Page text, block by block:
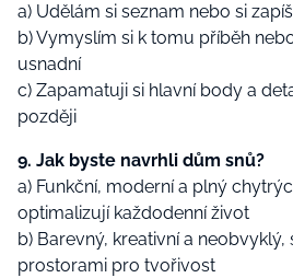
a) Udělám si seznam nebo si
b) Vymyslím si k tomu příběh
usnadní
c) Zapamatuji si hlavní body a
později
9. Jak byste navrhli dům snů?
a) Funkční, moderní a plný
optimalizují každodenní život
b) Barevný, kreativní a
prostorami pro tvořivost